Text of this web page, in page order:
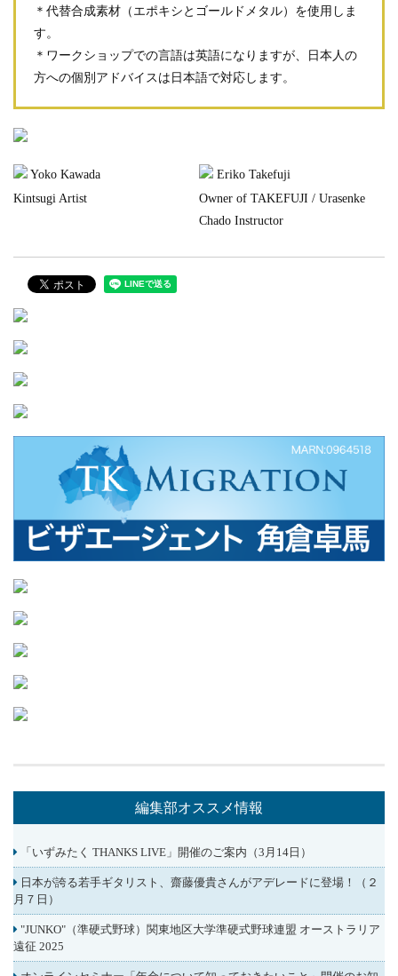
＊代替合成素材（エポキシとゴールドメタル）を使用しま
す。
＊ワークショップでの言語は英語になりますが、日本人の
方への個別アドバイスは日本語で対応します。
Yoko Kawada
Kintsugi Artist
Eriko Takefuji
Owner of TAKEFUJI / Urasenke
Chado Instructor
編集部オススメ情報
「いずみたく THANKS LIVE」開催のご案内（3月14日）
⽇本が誇る若⼿ギタリスト、齋藤優貴さんがアデレードに登場！（２
⽉７⽇）
"JUNKO"（準硬式野球）関東地区大学準硬式野球連盟 オーストラリア
遠征 2025